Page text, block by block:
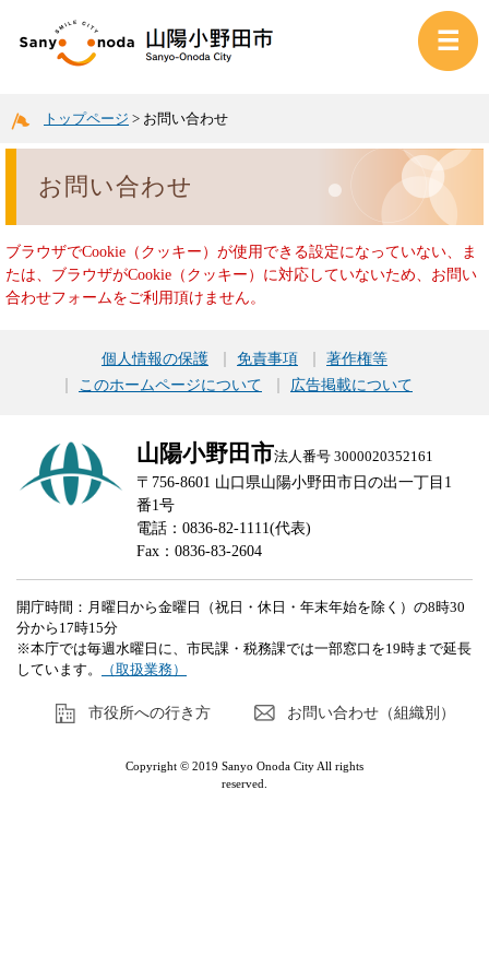
トップページ > お問い合わせ
お問い合わせ
ブラウザでCookie（クッキー）が使用できる設定になっていない、ま
たは、ブラウザがCookie（クッキー）に対応していないため、お問い
合わせフォームをご利用頂けません。
個人情報の保護 免責事項
著作権等
このホームページについて
広告掲載について
山陽小野田市法人番号 3000020352161
〒756-8601 山口県山陽小野田市日の出一丁目1
番1号
電話：0836-82-1111(代表)
Fax：0836-83-2604
開庁時間：月曜日から金曜日（祝日・休日・年末年始を除く）の8時30
分から17時15分
※本庁では毎週水曜日に、市民課・税務課では一部窓口を19時まで延長
しています。
（取扱業務）
市役所への行き方 お問い合わせ（組織別）
Copyright © 2019 Sanyo Onoda City All rights
reserved.